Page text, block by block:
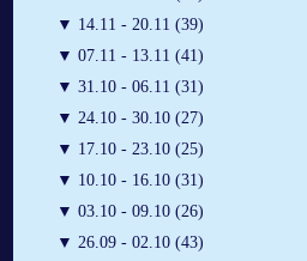
▼ 14.11 - 20.11 (39)
▼ 07.11 - 13.11 (41)
▼ 31.10 - 06.11 (31)
▼ 24.10 - 30.10 (27)
▼ 17.10 - 23.10 (25)
▼ 10.10 - 16.10 (31)
▼ 03.10 - 09.10 (26)
▼ 26.09 - 02.10 (43)